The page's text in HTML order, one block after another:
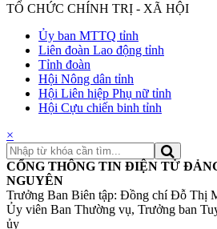
TỔ CHỨC CHÍNH TRỊ - XÃ HỘI
Ủy ban MTTQ tỉnh
Liên đoàn Lao động tỉnh
Tỉnh đoàn
Hội Nông dân tỉnh
Hội Liên hiệp Phụ nữ tỉnh
Hội Cựu chiến binh tỉnh
×
CỔNG THÔNG TIN ĐIỆN TỬ
NGUYÊN
Trưởng Ban Biên tập: Đồng chí Đỗ Thị
Ủy viên Ban Thường vụ, Trưởng ban
ủy